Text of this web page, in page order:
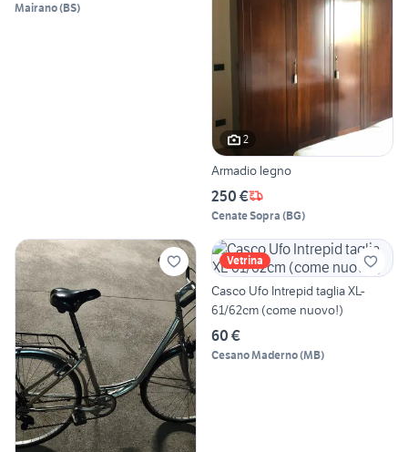
Mairano(BS)
2
Armadio legno
250 €
Cenate Sopra (BG)
Vetrina
Casco Ufo Intrepid taglia XL-
61/62cm (come nuovo!)
60 €
Cesano Maderno(MB)